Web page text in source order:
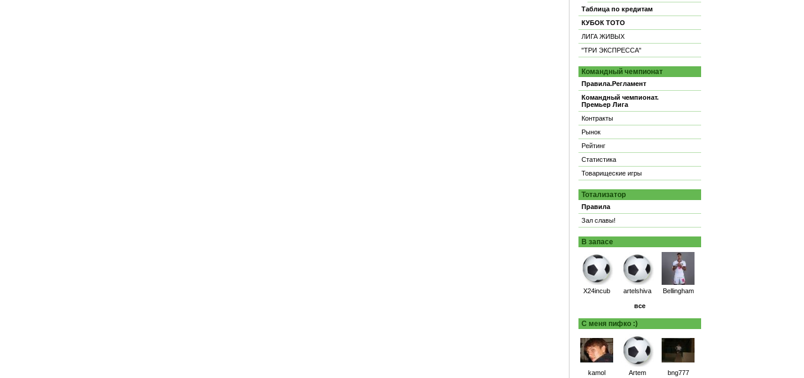
Таблица по кредитам
КУБОК ТОТО
ЛИГА ЖИВЫХ
"ТРИ ЭКСПРЕССА"
Командный чемпионат
Правила.Регламент
Командный чемпионат.
Премьер Лига
Контракты
Рынок
Рейтинг
Статистика
Товарищеские игры
Тотализатор
Правила
Зал славы!
В запасе
X24incub artelshiva Bellingham
все
С меня пифко :)
kamol Artem bng777